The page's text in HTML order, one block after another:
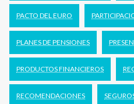
PACTO DEL EURO
PLANES DE PENSIONES
PRODUCTOS FINANCIEROS
RECOMENDACIONES